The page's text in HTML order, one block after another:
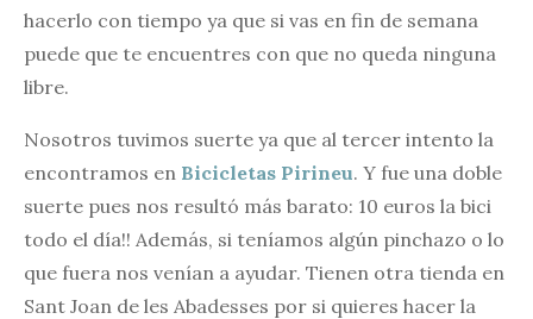
hacerlo con tiempo ya que si vas en fin de semana
puede que te encuentres con que no queda ninguna
libre.
Nosotros tuvimos suerte ya que al tercer intento la
encontramos en Bicicletas Pirineu. Y fue una doble
suerte pues nos resultó más barato: 10 euros la bici
todo el día!! Además, si teníamos algún pinchazo o lo
que fuera nos venían a ayudar. Tienen otra tienda en
Sant Joan de les Abadesses por si quieres hacer la